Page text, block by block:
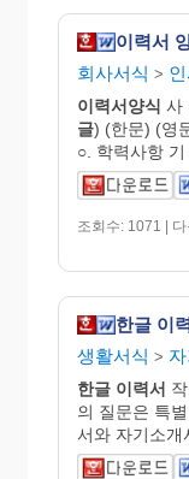
이력서
회사서식 >
이력서양식 사
글) (한문) (영
○. 학력사항
조회수: 1071 |
한글 이
생활서식 >
한글 이력서
의 질문은 특
서와 자기소개